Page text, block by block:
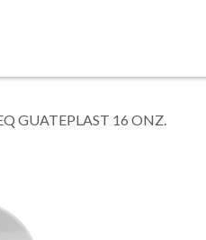
GUATEPLAST 16 ONZ.